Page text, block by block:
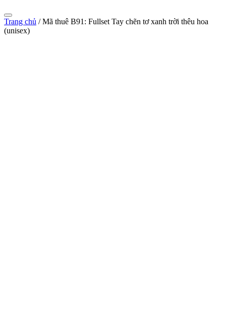
Trang chủ /Mã thuê B91: Fullset Tay chẽn tơ xanh trời thêu hoa
(unisex)